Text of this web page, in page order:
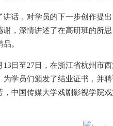
，对学员的下一步创作提出
，深情讲述了在高研班的所
。
至27日，在浙江省杭州市西
学员们颁发了结业证书，并
中国传媒大学戏剧影视学院